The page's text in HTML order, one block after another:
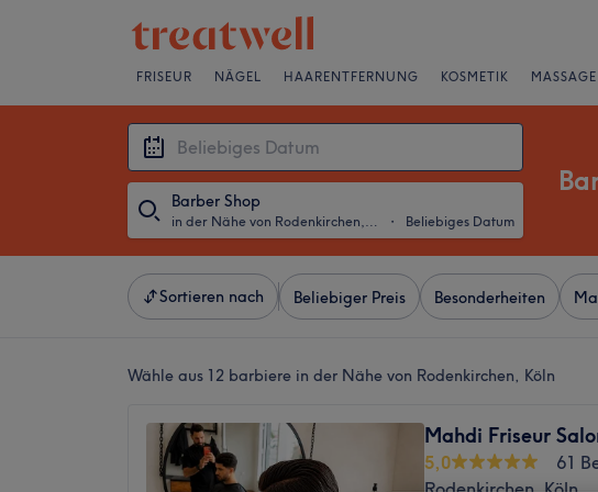
FRISEUR NÄGEL HAARENTFERNUNG KOSMETIK MASSAGE
Barber Shop
in der Nähe von Rodenkirchen, Köln ・ Beliebiges Datum
Sortieren nach Beliebiger Preis Besonderheiten
Wähle aus 12 barbiere in der Nähe von Rodenkirchen, Köln
Mahdi Friseur
5,0
61